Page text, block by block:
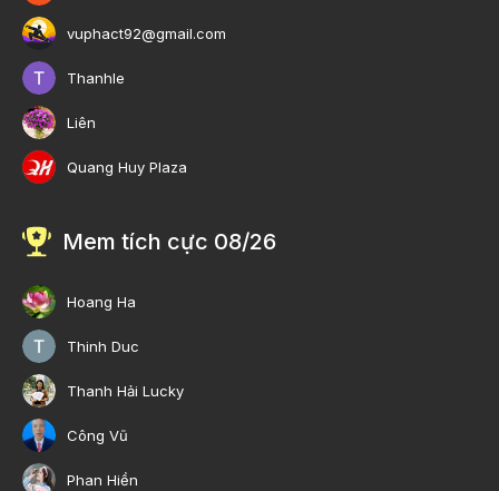
vuphact92@gmail.com
Thanhle
Liên
Quang Huy Plaza
Mem tích cực 08/26
Hoang Ha
Thinh Duc
Thanh Hải Lucky
Công Vũ
Phan Hiền